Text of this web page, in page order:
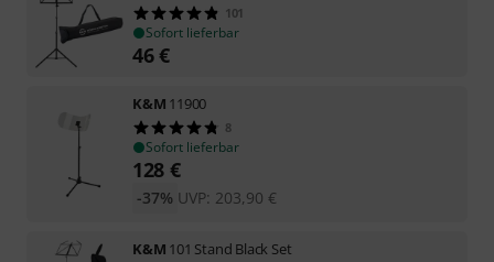
101
Sofort lieferbar
46€
K&M 11900
8
Sofort lieferbar
128 €
UVP: 203,90 €
-37%
K&M 101 Stand Black Set